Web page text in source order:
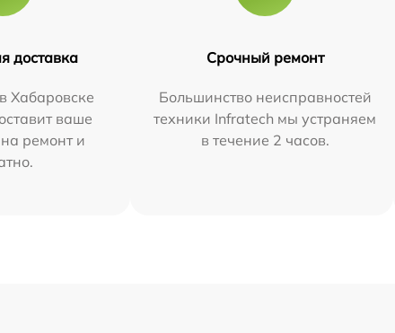
доставка
Хабаровске
ваше
ремонт и
Срочный ремонт
Большинство неисправностей
техники Infratech мы устраняем
в течение 2 часов.